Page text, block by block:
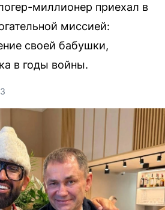
миллионер приехал в
миссией:
своей бабушки,
в годы войны.